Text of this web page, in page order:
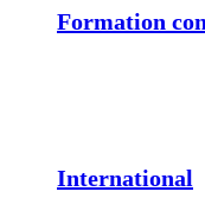
Formation
International